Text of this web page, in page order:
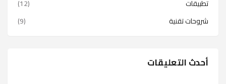
تطبيقات
(12)
شروحات تقنية
(9)
أحدث التعليقات